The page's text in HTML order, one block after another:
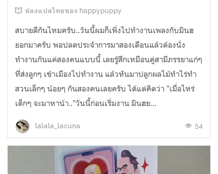
ห้องแปลไทยของ happypuppy
สบายดีกันไหมครับ..วันนี้ผมก็เพิ่งไปทำงานเพลงกับมินฮ
ยอกมาครับ พอปลดประจำการมาสองเดือนแล้วต้องนั่ง
ทำงานกันแค่สองคนแบบนี้ เลยรู้สึกเหมือนคู่สามีภรรยาแก่ๆ
ที่ส่งลูกๆ เข้าเมืองไปทำงาน แล้วหันมาปลูกผลไม้ทำไร่ทำ
สวนเล็กๆ น้อยๆ กันสองคนเลยครับ ได้แต่คิดว่า "เมื่อไหร่
เด็กๆ จะมาหาน้า.."วันนี้ก่อนเริ่มงาน มินฮย...
lalala_lacuna 54